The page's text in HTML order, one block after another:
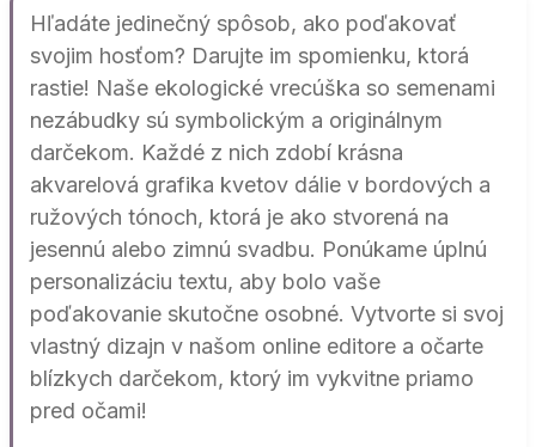
Hľadáte jedinečný spôsob, ako poďakovať
svojim hosťom? Darujte im spomienku, ktorá
rastie! Naše ekologické vrecúška so semenami
nezábudky sú symbolickým a originálnym
darčekom. Každé z nich zdobí krásna
akvarelová grafika kvetov dálie v bordových a
ružových tónoch, ktorá je ako stvorená na
jesennú alebo zimnú svadbu. Ponúkame úplnú
personalizáciu textu, aby bolo vaše
poďakovanie skutočne osobné. Vytvorte si svoj
vlastný dizajn v našom online editore a očarte
blízkych darčekom, ktorý im vykvitne priamo
pred očami!